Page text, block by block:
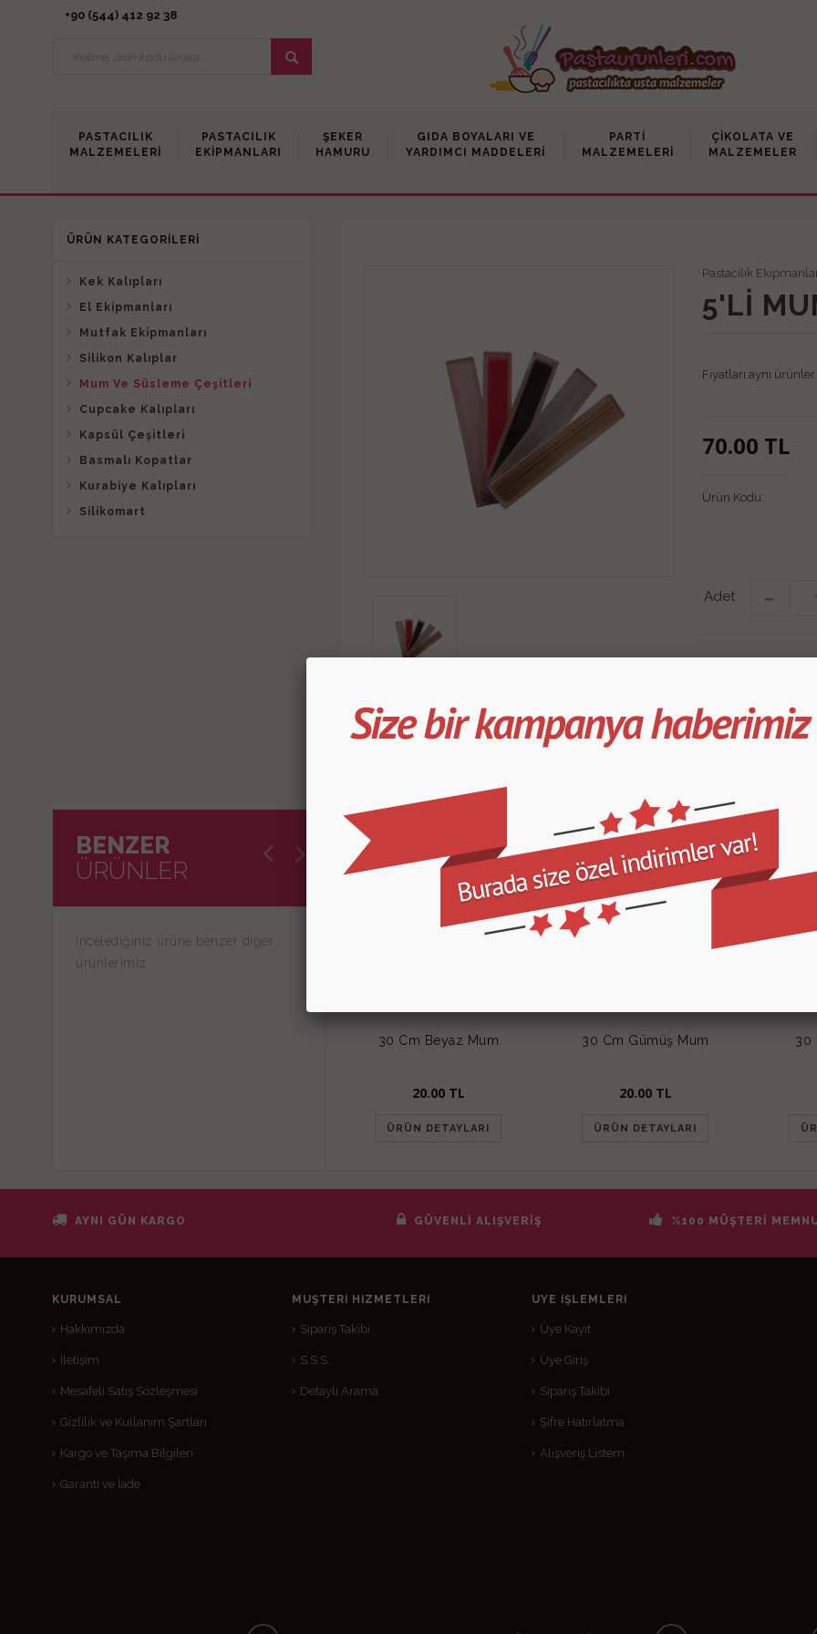
+90 (544) 412 92 38
PASTACILIK
MALZEMELERI
PASTACILIK
EKIPMANLARI
ŞEKER
HAMURU
GIDA BOYALARI VE
YARDIMCI MADDELERI
PARTI
MALZEMELERI
ÇIKOLATA VE
MALZEMELER
ÜRÜN KATEGORILERI
Kek Kalıpları
El Ekipmanları
Mutfak Ekipmanları
Silikon Kalıplar
Mum Ve Süsleme Çeşitleri
Cupcake Kalıpları
Kapsül Çeşitleri
Basmalı Kopatlar
Kurabiye Kalıpları
Silikomart
Pastacılık
5'LI
Fiyatları aynı
70.00 TL
Ürün Kodu:
Adet
BENZER
ÜRÜNLER
İncelediğiniz ürüne benzer diğer
ürünlerimiz
30 Cm Beyaz Mum
20.00TL
ÜRÜN DETAYLARI
30 Cm Gümüş Mum
20.00TL
ÜRÜN DETAYLARI
30
AYNI GÜN KARGO GÜVENLİ ALIŞVERİŞ %100 MÜŞTERİ
KURUMSAL
Hakkımızda
İletişim
Mesafeli Satış Sözleşmesi
Gizlilik ve Kullanım Şartları
Kargo ve Taşıma Bilgileri
Garanti ve İade
MÜŞTERI HIZMETLERI
Sipariş Takibi
S.S.S.
Detaylı Arama
ÜYE İŞLEMLERI
Üye Kayıt
Üye Giriş
Sipariş Takibi
Şifre Hatırlatma
Alışveriş Listem